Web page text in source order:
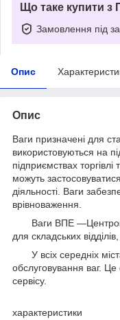
Що таке купити з
Замовлення під
Опис
Опис
Ваги призначені для
використовуються на
підприємствах
можуть
діяльності. Ваги
врівноваження.
Ваги ВПЕ
для складських
У всіх середніх
обслуговування ваг. Це
сервісу.
характеристики